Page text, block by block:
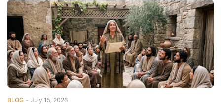
BLOG - July 15, 2026